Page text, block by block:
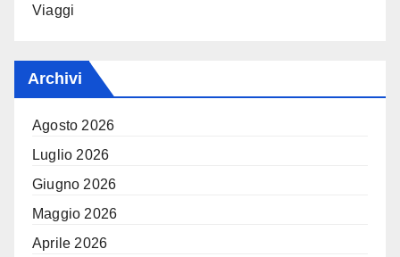
Viaggi
Archivi
Agosto 2026
Luglio 2026
Giugno 2026
Maggio 2026
Aprile 2026